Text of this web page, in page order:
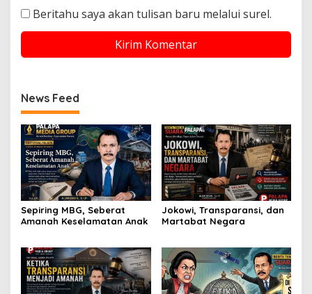
Beritahu saya akan tulisan baru melalui surel.
News Feed
Sepiring MBG, Seberat
Amanah Keselamatan Anak
Jokowi, Transparansi, dan
Martabat Negara